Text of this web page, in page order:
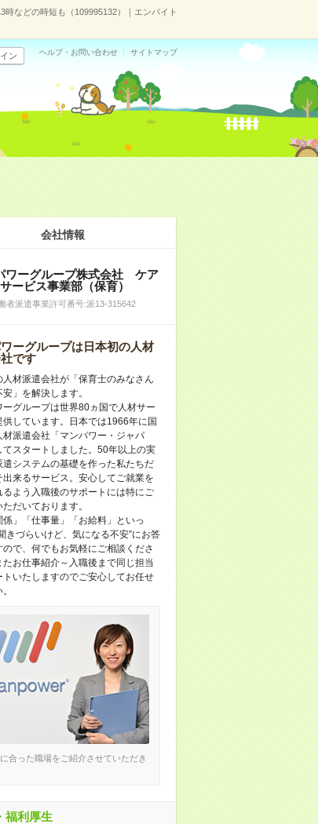
時などの時短も（109995132）｜エンバイト
ン ヘルプ・お問い合わせ サイトマップ
会社情報
ワーグループ株式会社 ケア
サービス事業部（保育）
者派遣事業許可番号:派13-315642
ーグループは日本初の人材
です
人材派遣会社が「保育士のみなさん
」を解決します。
ーグループは世界80ヵ国で人材サー
供しています。日本では1966年に国
材派遣会社「マンパワー・ジャパ
てスタートしました。50年以上の実
遣システムの基礎を作った私たちだ
出来るサービス。安心してご就業を
るよう入職後のサポートには特にご
だいております。
係」「仕事量」「お給料」といっ
きづらいけど、気になる不安”にお答
ので、何でもお気軽にご相談くださ
たお仕事紹介～入職後まで同じ担当
トいたしますのでご安心してお任せ
合った職場をご紹介させていただき
福利厚生